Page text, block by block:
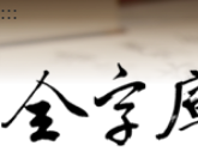
:::